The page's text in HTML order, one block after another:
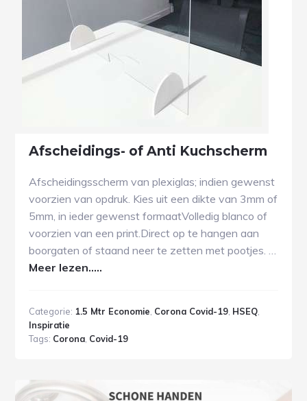
Afscheidings- of Anti Kuchscherm
Afscheidingsscherm van plexiglas; indien gewenst
voorzien van opdruk. Kies uit een dikte van 3mm of
5mm, in ieder gewenst formaatVolledig blanco of
voorzien van een print.Direct op te hangen aan
boorgaten of staand neer te zetten met pootjes. …
Meer lezen.....
Categorie: 1.5 Mtr Economie Corona Covid-19 HSEQ
Inspiratie
Tags: Corona Covid-19